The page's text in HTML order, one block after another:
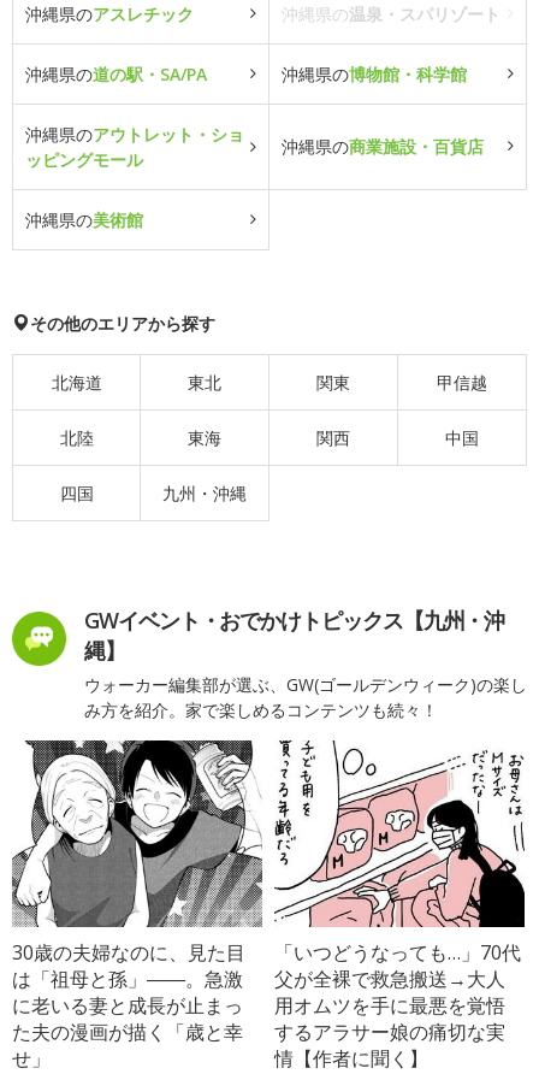
沖縄県のアスレチック 沖縄県の温泉・スパリゾート
沖縄県の道の駅・SA/PA 沖縄県の博物館・科学館
沖縄県のアウトレット・ショ
ッピングモール
沖縄県の商業施設・百貨店
沖縄県の美術館
その他のエリアから探す
北海道 東北 関東 甲信越
北陸 東海 関西 中国
四国 九州・沖縄
GWイベント・おでかけトピックス【九州・沖
縄】
ウォーカー編集部が選ぶ、GW(ゴールデンウィーク)の楽し
み方を紹介。家で楽しめるコンテンツも続々！
30歳の夫婦なのに、見た目
は「祖母と孫」――。急激
に老いる妻と成長が止まっ
た夫の漫画が描く「歳と幸
せ」
「いつどうなっても…」70代
父が全裸で救急搬送→大人
用オムツを手に最悪を覚悟
するアラサー娘の痛切な実
情【作者に聞く】